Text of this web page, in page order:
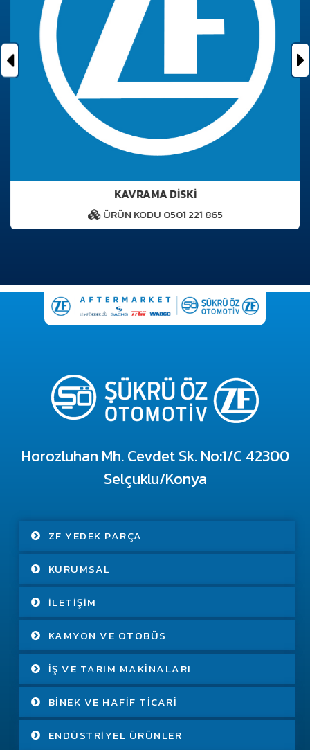
KAVRAMA DİSKİ
ÜRÜN KODU 0501 221 865
Horozluhan Mh. Cevdet Sk. No:1/C 42300
Selçuklu/Konya
ZF YEDEK PARÇA
KURUMSAL
İLETIŞIM
KAMYON VE OTOBÜS
İŞ VE TARIM MAKINALARI
BINEK VE HAFIF TICARI
ENDÜSTRIYEL ÜRÜNLER